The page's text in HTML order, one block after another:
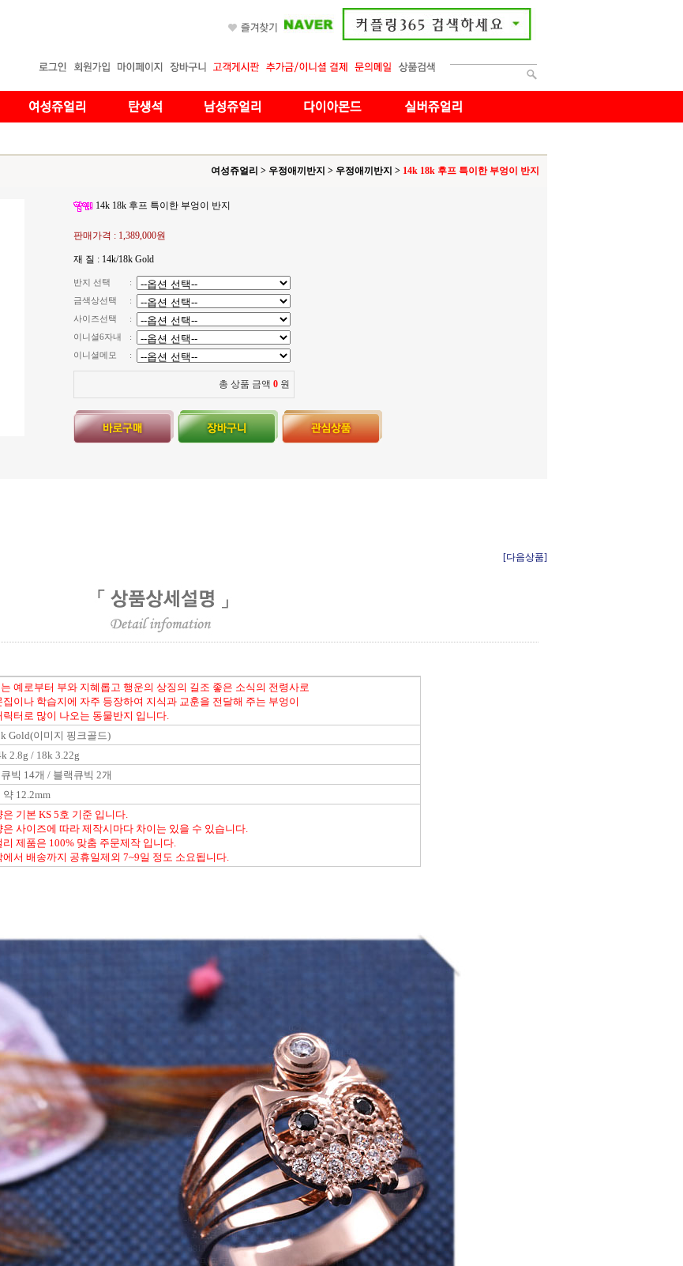
여성쥬얼리 > 우정애끼반지 > 우정애끼반지 > 14k 18k 후프 특이한 부엉이 반지
14k 18k 후프 특이한 부엉이 반지
판매가격 : 1,389,000원
재 질 : 14k/18k Gold
반지 선택
:
금색상선택
:
사이즈선택
:
이니셜6자내
:
이니셜메모
:
총 상품 금액 0 원
[다음상품]
예로부터 부와 지혜롭고 행운의 상징의 길조 좋은 소식의 전령사로
집이나 학습지에 자주 등장하여 지식과 교훈을 전달해 주는 부엉이
릭터로 많이 나오는 동물반지 입니다.
Gold(이미지 핑크골드)
2.8g / 18k 3.22g
빅 14개 / 블랙큐빅 2개
약 12.2mm
기본 KS 5호 기준 입니다.
사이즈에 따라 제작시마다 차이는 있을 수 있습니다.
제품은 100% 맞춤 주문제작 입니다.
서 배송까지 공휴일제외 7~9일 정도 소요됩니다.